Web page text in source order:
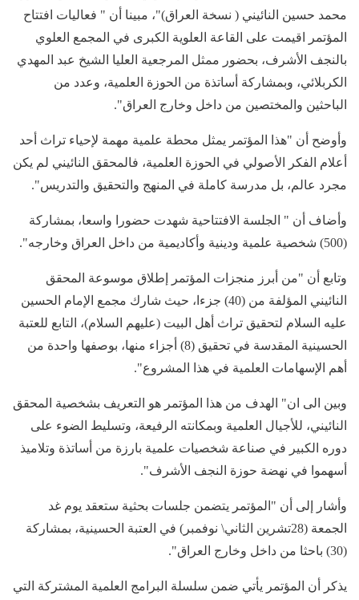
محمد حسين النائيني ( نسخة العراق)"، مبينا أن " فعاليات افتتاح
المؤتمر اقيمت على القاعة العلوية الكبرى في المجمع العلوي
بالنجف الأشرف، بحضور ممثل المرجعية العليا الشيخ عبد المهدي
الكربلائي، وبمشاركة أساتذة من الحوزة العلمية، وعدد من
الباحثين والمختصين من داخل وخارج العراق".
وأوضح أن "هذا المؤتمر يمثل محطة علمية مهمة لإحياء تراث أحد
أعلام الفكر الأصولي في الحوزة العلمية، فالمحقق النائيني لم يكن
مجرد عالم، بل مدرسة كاملة في المنهج والتحقيق والتدريس".
وأضاف أن " الجلسة الافتتاحية شهدت حضورا واسعا، بمشاركة
(500) شخصية علمية ودينية وأكاديمية من داخل العراق وخارجه".
وتابع أن "من أبرز منجزات المؤتمر إطلاق موسوعة المحقق
النائيني المؤلفة من (40) جزءا، حيث شارك مجمع الإمام الحسين
عليه السلام لتحقيق تراث أهل البيت (عليهم السلام)، التابع للعتبة
الحسينية المقدسة في تحقيق (8) أجزاء منها، بوصفها واحدة من
أهم الإسهامات العلمية في هذا المشروع".
وبين الى ان" الهدف من هذا المؤتمر هو التعريف بشخصية المحقق
النائيني، للأجيال العلمية وبمكانته الرفيعة، وتسليط الضوء على
دوره الكبير في صناعة شخصيات علمية بارزة من أساتذة وتلاميذ
أسهموا في نهضة حوزة النجف الأشرف".
وأشار إلى أن "المؤتمر يتضمن جلسات بحثية ستعقد يوم غد
الجمعة (28تشرين الثاني\ نوفمبر) في العتبة الحسينية، بمشاركة
(30) باحثا من داخل وخارج العراق".
يذكر أن المؤتمر يأتي ضمن سلسلة البرامج العلمية المشتركة التي